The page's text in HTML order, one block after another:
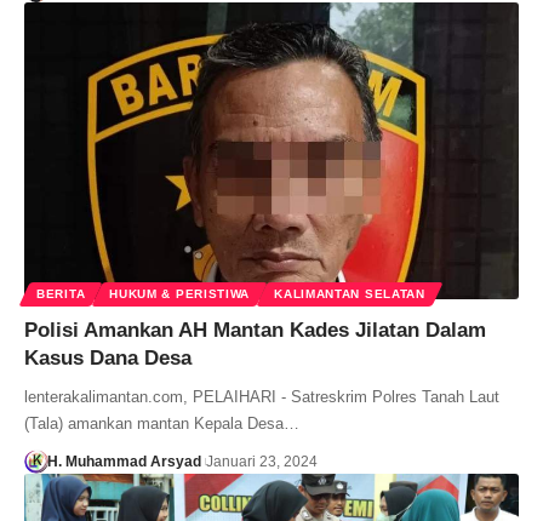
BERITA HUKUM & PERISTIWA KALIMANTAN SELATAN
Polisi Amankan AH Mantan Kades Jilatan Dalam
Kasus Dana Desa
lenterakalimantan.com, PELAIHARI - Satreskrim Polres Tanah Laut
(Tala) amankan mantan Kepala Desa…
H. Muhammad Arsyad Januari 23, 2024